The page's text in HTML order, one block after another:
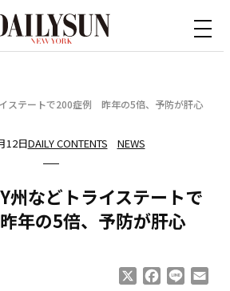
ステートで200症例 昨年の5倍、予防が肝心
12日DAILY CONTENTS NEWS
州などトライステートで
年の5倍、予防が肝心
Facebook
Line